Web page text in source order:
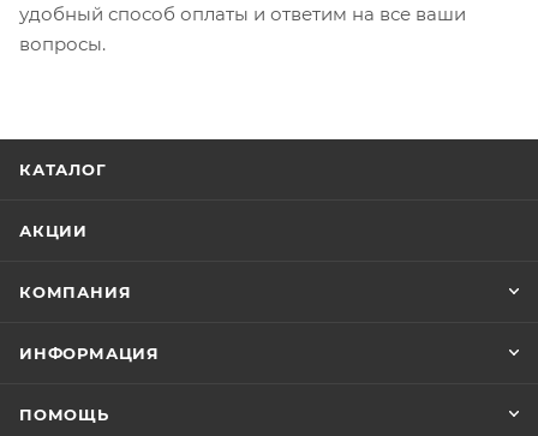
удобный способ оплаты и ответим на все ваши
вопросы.
КАТАЛОГ
АКЦИИ
КОМПАНИЯ
ИНФОРМАЦИЯ
ПОМОЩЬ